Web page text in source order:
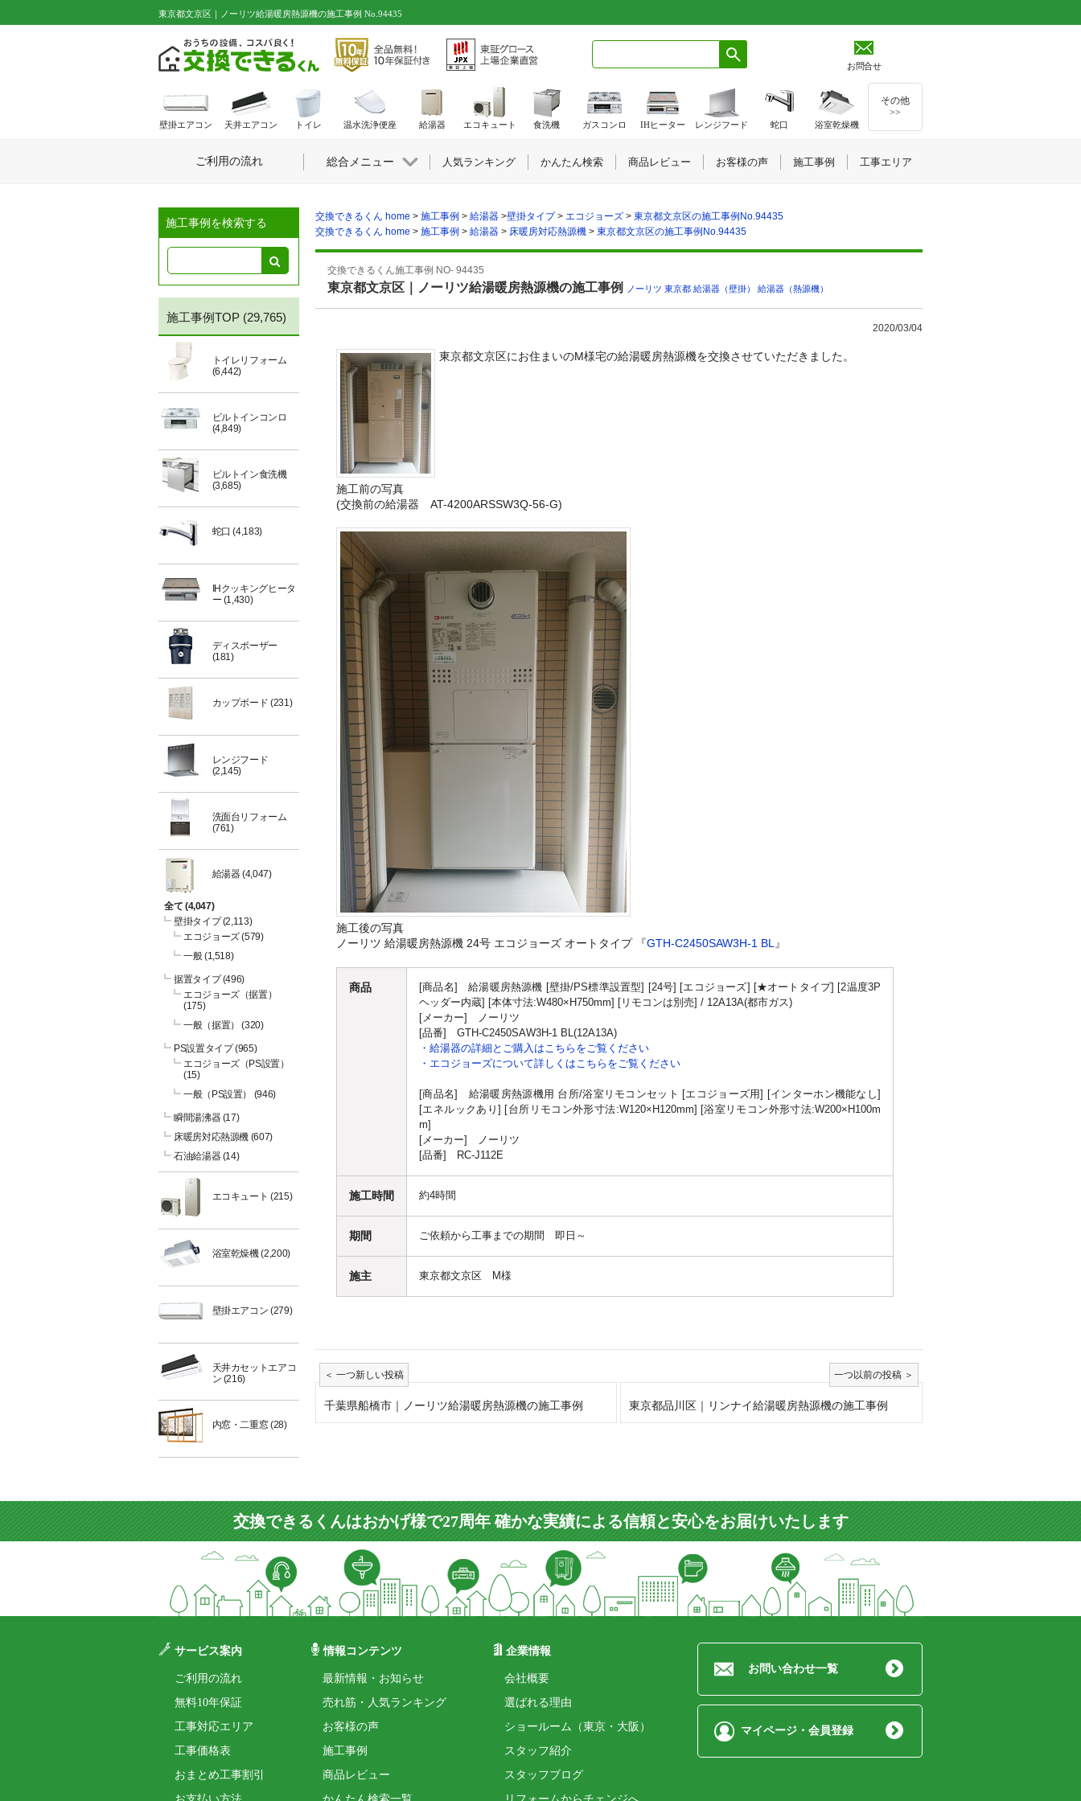
東京都文京区｜ノーリツ給湯暖房熱源機の施工事例 No.94435
お問合せ
施工事例を検索する
施工事例TOP (29,765)
トイレリフォーム
(6,442)
ビルトインコンロ
(4,849)
ビルトイン食洗機
(3,685)
蛇口 (4,183)
IHクッキングヒータ
ー (1,430)
ディスポーザー
(181)
カップボード (231)
レンジフード
(2,145)
洗面台リフォーム
(761)
給湯器(4,047)
全て (4,047)
壁掛タイプ(2,113)
エコジョーズ(579)
一般(1,518)
据置タイプ(496)
エコジョーズ（据置）
(175)
一般（据置）
(320)
PS設置タイプ(965)
エコジョーズ（PS設置）
(15)
一般（PS設置）
(946)
瞬間湯沸器(17)
床暖房対応熱源機 (607)
石油給湯器(14)
エコキュート (215)
浴室乾燥機(2,200)
壁掛エアコン (279)
天井カセットエアコ
ン (216)
内窓・二重窓(28)
交換できるくん home > 施工事例 > 給湯器 >壁掛タイプ> エコジョーズ > 東京都文京区の施工事例No.94435
交換できるくん home > 施工事例 > 給湯器 > 床暖房対応熱源機 > 東京都文京区の施工事例No.94435
交換できるくん施工事例 NO- 94435
東京都文京区｜ノーリツ給湯暖房熱源機の施工事例 ノーリツ 東京都 給湯器（壁掛） 給湯器（熱源機）
2020/03/04
東京都文京区にお住まいのM様宅の給湯暖房熱源機を交換させていただきました。
施工前の写真
(交換前の給湯器 AT-4200ARSSW3Q-56-G)
施工後の写真
ノーリツ 給湯暖房熱源機 24号 エコジョーズ オートタイプ 『GTH-C2450SAW3H-1 BL 』
商品
[商品名] 給湯暖房熱源機 [壁掛/PS標準設置型] [24号] [エコジョーズ] [★オートタイプ] [2温度3P
ヘッダー内蔵] [本体寸法:W480×H750mm] [リモコンは別売] / 12A13A(都市ガス)
[メーカー] ノーリツ
[品番] GTH-C2450SAW3H-1 BL(12A13A)
・給湯器の詳細とご購入はこちらをご覧ください
・エコジョーズについて詳しくはこちらをご覧ください
[商品名] 給湯暖房熱源機用 台所/浴室リモコンセット [エコジョーズ用] [インターホン機能なし]
[エネルックあり] [台所リモコン外形寸法:W120×H120mm] [浴室リモコン外形寸法:W200×H100m
m]
[メーカー] ノーリツ
[品番] RC-J112E
施工時間 約4時間
期間 ご依頼から工事までの期間 即日～
施主 東京都文京区 M様
千葉県船橋市｜ノーリツ給湯暖房熱源機の施工事例 東京都品川区｜リンナイ給湯暖房熱源機の施工事例
壁掛エアコン 天井エアコン トイレ 温水洗浄便座 給湯器 エコキュート 食洗機 ガスコンロ IHヒーター レンジフード 蛇口 浴室乾燥機
その他
>>
ご利用の流れ 総合メニュー 人気ランキング かんたん検索 商品レビュー お客様の声 施工事例 工事エリア
交換できるくんはおかげ様で27周年 確かな実績による信頼と安心をお届けいたします
サービス案内
ご利用の流れ
無料10年保証
工事対応エリア
工事価格表
おまとめ工事割引
情報コンテンツ
最新情報・お知らせ
売れ筋・人気ランキング
お客様の声
施工事例
商品レビュー
企業情報
会社概要
選ばれる理由
ショールーム（東京・大阪）
スタッフ紹介
スタッフブログ
お問い合わせ一覧
マイページ・会員登録